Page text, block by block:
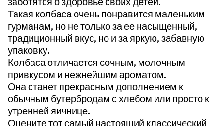
Такая колбаса очень понравится маленьким
гурманам, но не только за ее насыщенный,
традиционный вкус, но и за яркую, забавную
упаковку.
Колбаса отличается сочным, молочным
привкусом и нежнейшим ароматом.
Она станет прекрасным дополнением к
обычным бутербродам с хлебом или просто к
утренней яичнице.
Оцените тот самый настоящий классический